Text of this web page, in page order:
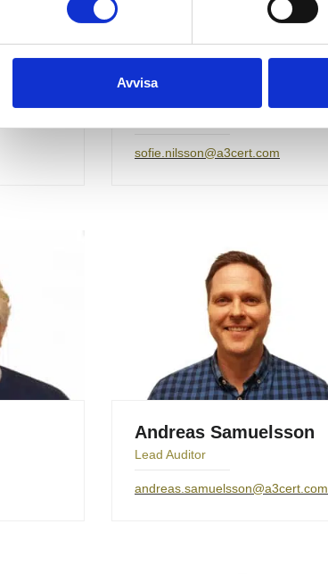
Avvisa
sofie.nilsson@a3cert.com
Andreas Samuelsson
Lead Auditor
andreas.samuelsson@a3cert.com